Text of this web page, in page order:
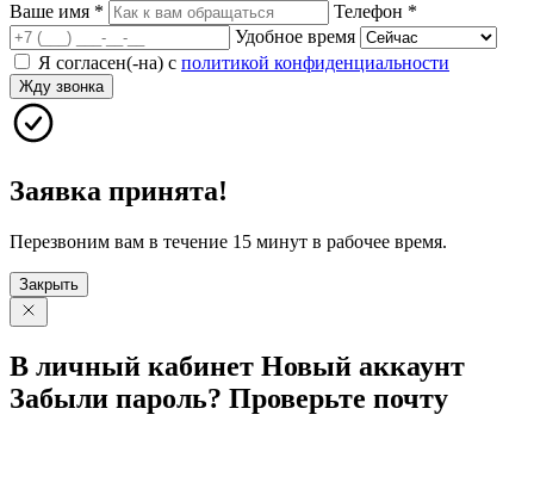
Ваше имя * Телефон *
Удобное время
Я согласен(-на) с политикой конфиденциальности
Жду звонка
Заявка принята!
Перезвоним вам в течение 15 минут в рабочее время.
Закрыть
В личный кабинет Новый аккаунт
Забыли пароль? Проверьте почту